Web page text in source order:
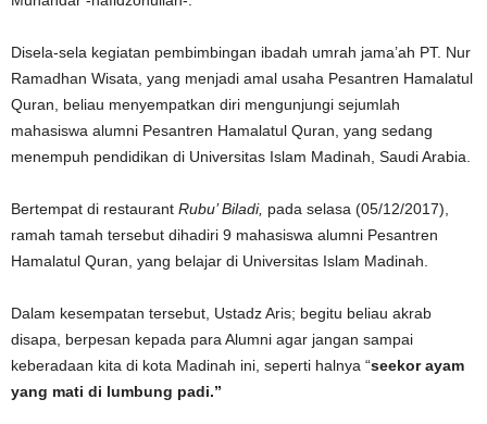
Disela-sela kegiatan pembimbingan ibadah umrah jama’ah PT. Nur
Ramadhan Wisata, yang menjadi amal usaha Pesantren Hamalatul
Quran, beliau menyempatkan diri mengunjungi sejumlah
mahasiswa alumni Pesantren Hamalatul Quran, yang sedang
menempuh pendidikan di Universitas Islam Madinah, Saudi Arabia.
Bertempat di restaurant Rubu’ Biladi, pada selasa (05/12/2017),
ramah tamah tersebut dihadiri 9 mahasiswa alumni Pesantren
Hamalatul Quran, yang belajar di Universitas Islam Madinah.
Dalam kesempatan tersebut, Ustadz Aris; begitu beliau akrab
disapa, berpesan kepada para Alumni agar jangan sampai
keberadaan kita di kota Madinah ini, seperti halnya “seekor ayam
yang mati di lumbung padi.”